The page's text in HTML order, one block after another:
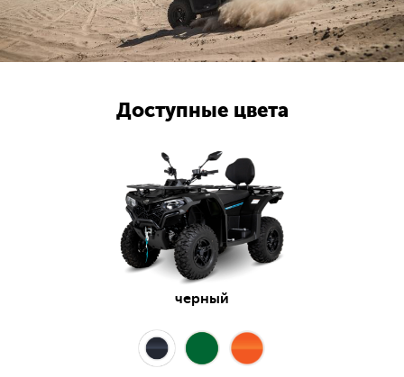
Доступные цвета
черный